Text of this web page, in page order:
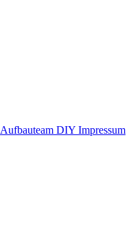
Aufbauteam DIY Impressum